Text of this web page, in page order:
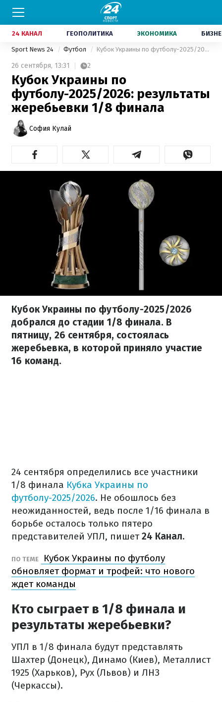
24 КАНАЛ ГЕОПОЛИТИКА ЭКОНОМИКА
Sport News 24 Футбол Кубок Украины по футболу-2025/2026: результаты жеребьевки 1/8 финала
26 сентября, 13:31 2
Кубок Украины по
футболу-2025/2026: результаты
жеребьевки 1/8 финала
София Кулай
Кубок Украины по футболу-2025/2026
добрался до стадии 1/8 финала. В
пятницу, 26 сентября, состоялась
жеребьевка, в которой приняло участие
16 команд.
24 сентября определились все участники
1/8 финала Кубка Украины по
футболу-2025/2026. Не обошлось без
неожиданностей, ведь после 1/16 финала в
борьбе осталось только пятеро
представителей УПЛ, пишет24 Канал.
ПО ТЕМЕ
Кубок Украины по футболу
обновляет формат и трофей: что нового
ждет команды
Кто сыграет в 1/8 финала и
результаты жеребьевки?
УПЛ в 1/8 финала будут представлять
Шахтер (Донецк), Динамо (Киев), Металлист
1925 (Харьков), Рух (Львов) и ЛНЗ
(Черкассы).